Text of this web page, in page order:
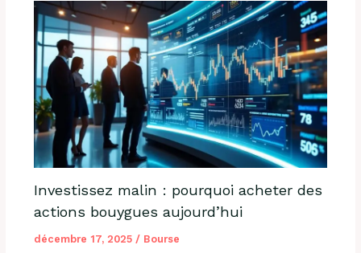
Investissez malin : pourquoi acheter des
actions bouygues aujourd’hui
décembre 17, 2025 / Bourse